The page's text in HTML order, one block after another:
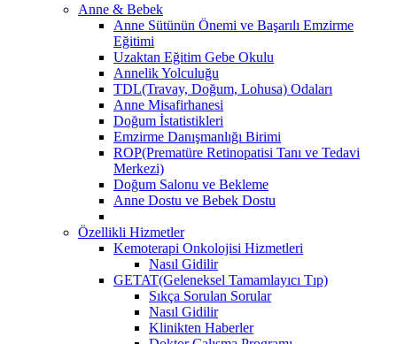
Anne & Bebek
Anne Sütünün Önemi ve Başarılı Emzirme
Eğitimi
Uzaktan Eğitim Gebe Okulu
Annelik Yolculuğu
TDL(Travay, Doğum, Lohusa) Odaları
Anne Misafirhanesi
Doğum İstatistikleri
Emzirme Danışmanlığı Birimi
ROP(Prematüre Retinopatisi Tanı ve Tedavi
Merkezi)
Doğum Salonu ve Bekleme
Anne Dostu ve Bebek Dostu
Özellikli Hizmetler
Kemoterapi Onkolojisi Hizmetleri
Nasıl Gidilir
GETAT(Geleneksel Tamamlayıcı Tıp)
Sıkça Sorulan Sorular
Nasıl Gidilir
Klinikten Haberler